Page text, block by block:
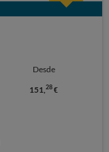
Desde
151,28 €